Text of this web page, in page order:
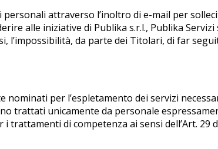
attraverso l’inoltro di e-mail per
alle iniziative di Publika s.r.l., Publika Servizi
l’impossibilità, da parte dei Titolari, di far
per l’espletamento dei servizi
trattati unicamente da personale
di competenza ai sensi dell’Art. 29